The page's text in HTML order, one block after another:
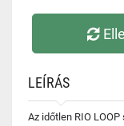
LEÍRÁS
Az időtlen RIO